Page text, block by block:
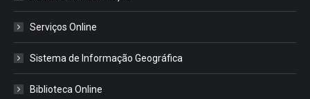
Serviços Online
Sistema de Informação Geográfica
Biblioteca Online